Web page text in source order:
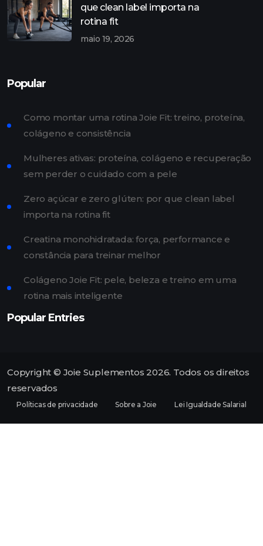
que clean label importa na
rotina fit
maio 19, 2026
Popular
Como montar uma rotina Joie Fit: treino, proteína,
colágeno e consistência
Mulheres ativas: proteína, colágeno e recuperação
sem perder o cuidado com a pele
Zero açúcar e zero glúten: por que clean label
importa na rotina fit
Creatina monohidratada: força, performance e
constância para treinar melhor
Colágeno Joie Fit: pele, beleza e treino em uma
rotina mais inteligente
Popular Entries
Copyright © Joie Suplementos 2026. Todos os direitos
reservados
Políticas de privacidade Sobre a Joie Lei Igualdade Salarial